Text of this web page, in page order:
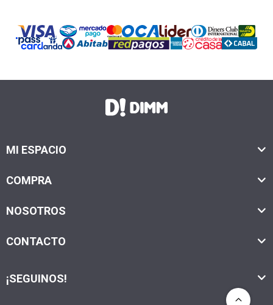
MI ESPACIO
COMPRA
NOSOTROS
CONTACTO
¡SEGUINOS!